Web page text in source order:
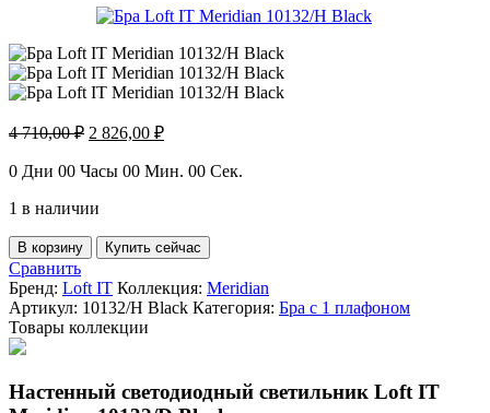
4 710,00₽ Первоначальная
составляла
710,00 ₽.
2 826,00 ₽Текущая
2
0 Дни 00 Часы 00 Мин. 00 Сек.
1 в наличии
Количество
товара
Бра
Loft
IT
Meridian
Black
В корзину Купить сейчас
Сравнить
Бренд: Loft IT Коллекция: Meridian
Артикул: 10132/H Black Категория: Бра с 1 плафоном
Товары коллекции
Настенный светодиодный светильник Loft IT